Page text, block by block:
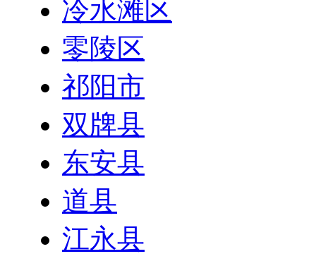
冷水滩区
零陵区
祁阳市
双牌县
东安县
道县
江永县